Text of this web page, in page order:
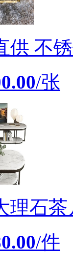
供 不
/张
理石
/件